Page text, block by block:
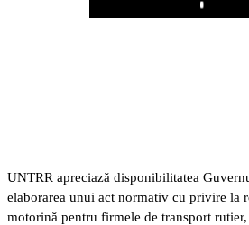
Play
UNTRR apreciază disponibilitatea
elaborarea unui act normativ cu privire la
motorină pentru firmele de transport